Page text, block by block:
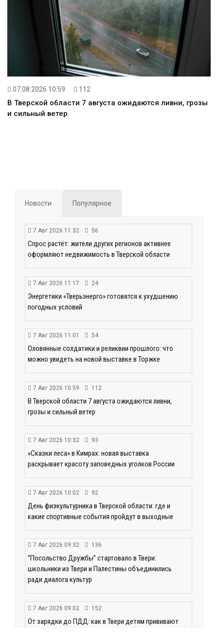
07.08.2026 10:59 112
В Тверской области 7 августа ожидаются ливни, грозы
и сильный ветер
Новости Популярное
7 Авг 2026 11:32 56
Спрос растёт: жители других регионов активнее
оформляют недвижимость в Тверской области
7 Авг 2026 11:17 24
Энергетики «Тверьэнерго» готовятся к ухудшению
погодных условий
7 Авг 2026 11:01 54
Оловянные солдатики и реликвии прошлого: что
можно увидеть на новой выставке в Торжке
7 Авг 2026 10:59 112
В Тверской области 7 августа ожидаются ливни,
грозы и сильный ветер
7 Авг 2026 10:32 93
«Сказки леса» в Кимрах: новая выставка
раскрывает красоту заповедных уголков России
7 Авг 2026 10:02 92
День физкультурника в Тверской области: где и
какие спортивные события пройдут в выходные
7 Авг 2026 09:32 136
“Посольство Дружбы” стартовало в Твери:
школьники из Твери и Палестины объединились
ради диалога культур
7 Авг 2026 09:02 152
От зарядки до ПДД: как в Твери детям прививают